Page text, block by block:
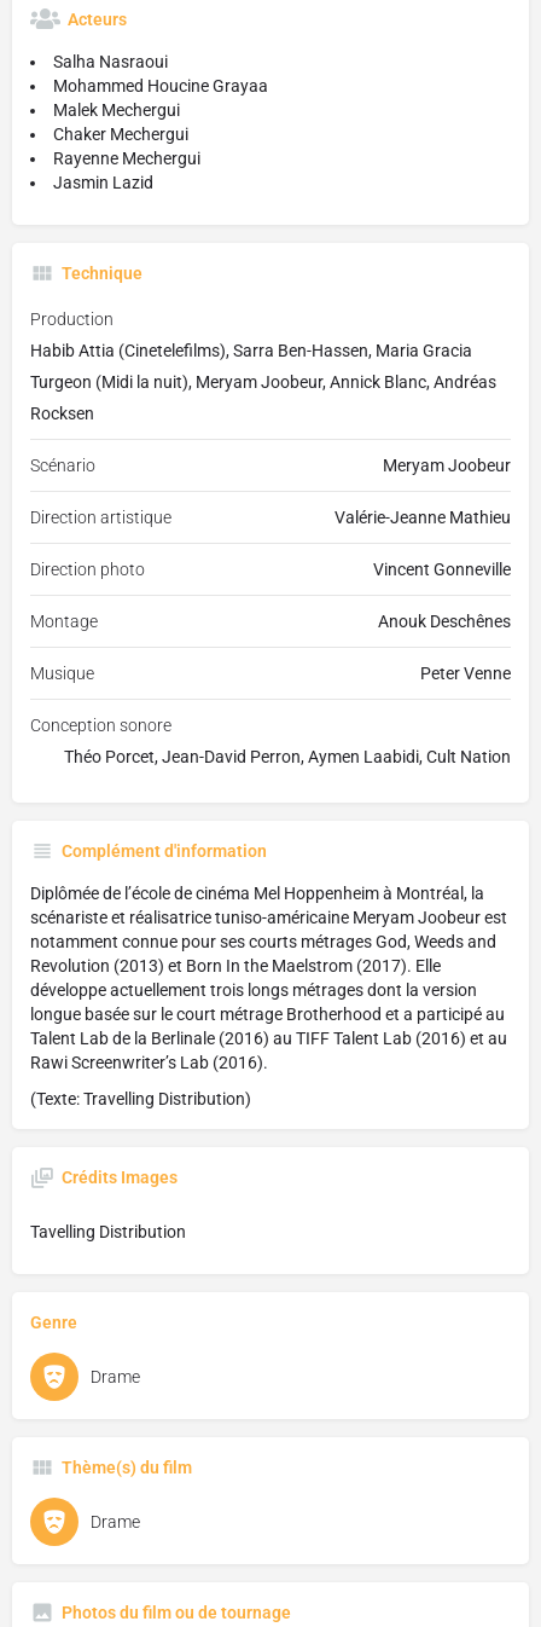
Acteurs
Salha Nasraoui
Mohammed Houcine Grayaa
Malek Mechergui
Chaker Mechergui
Rayenne Mechergui
Jasmin Lazid
Technique
Production
Habib Attia (Cinetelefilms), Sarra Ben-Hassen, Maria Gracia
Turgeon (Midi la nuit), Meryam Joobeur, Annick Blanc, Andréas
Rocksen
Scénario Meryam Joobeur
Direction artistique Valérie-Jeanne Mathieu
Direction photo Vincent Gonneville
Montage Anouk Deschênes
Musique Peter Venne
Conception sonore
Théo Porcet, Jean-David Perron, Aymen Laabidi, Cult Nation
Complément d'information
Diplômée de l’école de cinéma Mel Hoppenheim à Montréal, la
scénariste et réalisatrice tuniso-américaine Meryam Joobeur est
notamment connue pour ses courts métrages God, Weeds and
Revolution (2013) et Born In the Maelstrom (2017). Elle
développe actuellement trois longs métrages dont la version
longue basée sur le court métrage Brotherhood et a participé au
Talent Lab de la Berlinale (2016) au TIFF Talent Lab (2016) et au
Rawi Screenwriter’s Lab (2016).
(Texte: Travelling Distribution)
Crédits Images
Tavelling Distribution
Genre
Drame
Thème(s) du film
Drame
Photos du film ou de tournage